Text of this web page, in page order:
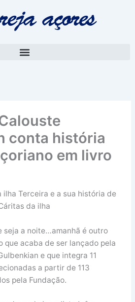
conta história
em livro
ilha Terceira e a sua história de
da ilha
seja a noite…amanhã é outro
que acaba de ser lançado pela
e que integra 11
a partir de 113
pela Fundação.